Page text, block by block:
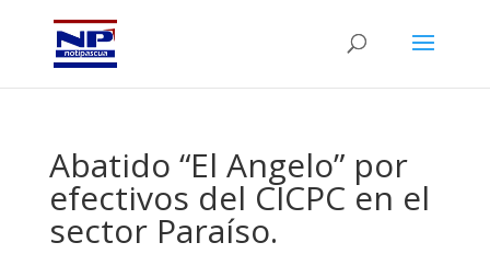
Abatido “El Angelo” por
efectivos del CICPC en el
sector Paraíso.